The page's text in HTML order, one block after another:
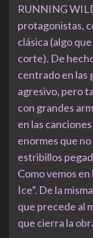
RUNNING
protagonistas,
clásica (algo
corte). De
centrado en las
agresivo, pero
con grandes
en las
enormes que
estribillos
Como vemos
Ice”. De la
que precede al
que cierra la